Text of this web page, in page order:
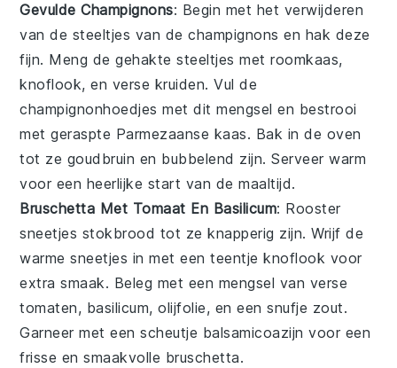
Gevulde Champignons: Begin met het verwijderen
van de steeltjes van dechampignons en hak deze
fijn. Meng de gehakte steeltjes metroomkaas,
knoflook, en verse kruiden. Vul de
champignonhoedjes met dit mengsel en bestrooi
metgeraspte Parmezaanse kaas. Bak in de oven
tot ze goudbruin en bubbelend zijn. Serveer warm
voor een heerlijke start van de maaltijd.
Bruschetta Met Tomaat En Basilicum: Rooster
sneetjes stokbrood tot ze knapperig zijn. Wrijf de
warme sneetjes in met een teentjeknoflook voor
extra smaak. Beleg met een mengsel van verse
tomaten, basilicum,olijfolie, en een snufje zout.
Garneer met een scheutje balsamicoazijn voor een
frisse en smaakvolle bruschetta.